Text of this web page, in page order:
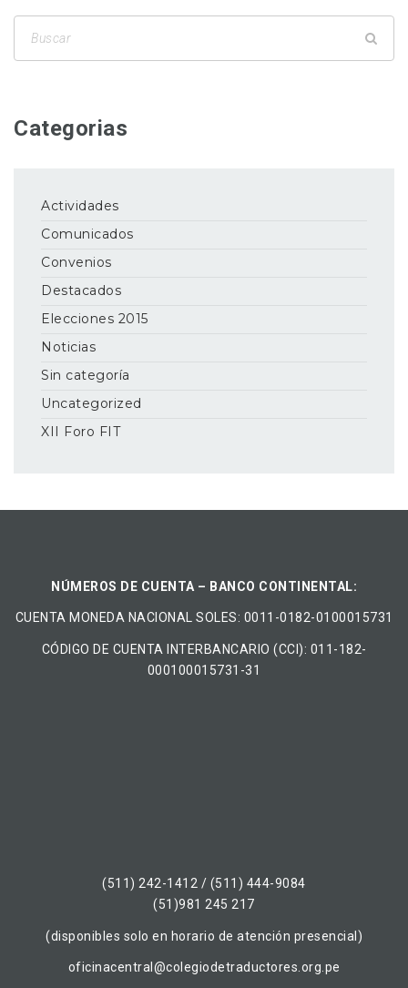
Categorias
Actividades
Comunicados
Convenios
Destacados
Elecciones 2015
Noticias
Sin categoría
Uncategorized
XII Foro FIT
NÚMEROS DE CUENTA – BANCO CONTINENTAL:
CUENTA MONEDA NACIONAL​ ​SOLES​: 0011-0182-0100015731
CÓDIGO DE CUENTA INTERBANCARIO (CCI): 011-182-
000100015731-31
(511) 242-1412 / (511) 444-9084
(51)981 245 217
(disponibles solo en horario de atención presencial)
oficinacentral@colegiodetraductores.org.pe